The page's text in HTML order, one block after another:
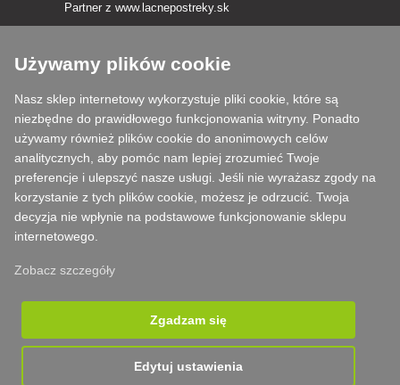
Partner z www.lacnepostreky.sk
Zawsze służymy fachową poradą
Reklamacje są rozpatrywane w ciągu 24 godzin
85% towarów w magazynie
Używamy plików cookie
Nasz sklep internetowy wykorzystuje pliki cookie, które są
niezbędne do prawidłowego funkcjonowania witryny. Ponadto
używamy również plików cookie do anonimowych celów
analitycznych, aby pomóc nam lepiej zrozumieć Twoje
preferencje i ulepszyć nasze usługi. Jeśli nie wyrażasz zgody na
korzystanie z tych plików cookie, możesz je odrzucić. Twoja
decyzja nie wpłynie na podstawowe funkcjonowanie sklepu
internetowego.
Zobacz szczegóły
Zgadzam się
Edytuj ustawienia